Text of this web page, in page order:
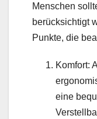
Menschen
berücksichtigt
Punkte, die
Komfort:
eine